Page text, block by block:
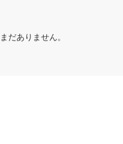
だありません。